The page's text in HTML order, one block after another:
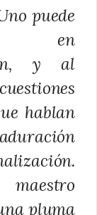
puede
en
y al
hablan
pluma